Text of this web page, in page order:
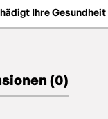
Ihre
(0)